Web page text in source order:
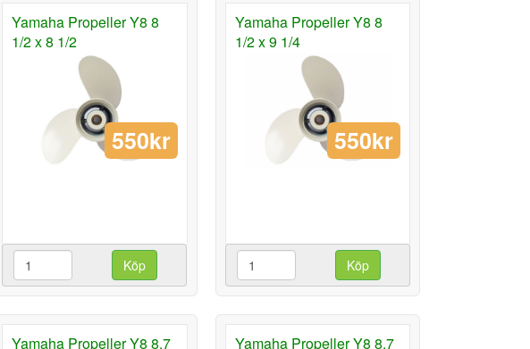
Yamaha Propeller Y8 8
1/2 x 8 1/2
550kr
Köp
Yamaha Propeller Y8 8
1/2 x 9 1/4
550kr
Köp
Yamaha Propeller Y8 8.7
Yamaha Propeller Y8 8.7